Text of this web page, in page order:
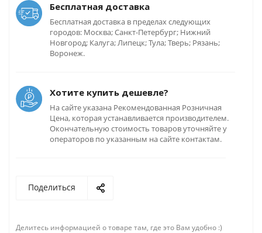
Бесплатная доставка
Бесплатная доставка в пределах следующих
городов: Москва; Санкт-Петербург; Нижний
Новгород; Калуга; Липецк; Тула; Тверь; Рязань;
Воронеж.
Хотите купить дешевле?
На сайте указана Рекомендованная Розничная
Цена, которая устанавливается производителем.
Окончательную стоимость товаров уточняйте у
операторов по указанным на сайте контактам.
Поделиться
Делитесь информацией о товаре там, где это Вам удобно :)